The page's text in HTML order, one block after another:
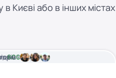
Києві або в інших містах
часу
800 грн